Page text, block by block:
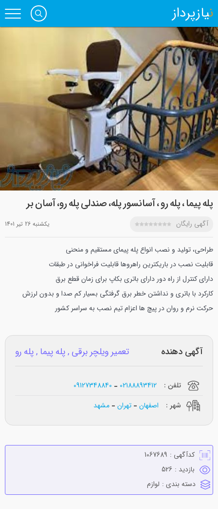
نیازپرداز
پله پیما ، پله رو ، آسانسور پله، صندلی پله رو، آسان بر
آگهی رایگان يکشنبه 26 تير 1401
طراحی، تولید و نصب انواع پله پیمای مستقیم و منحنی
قابلیت نصب در باریکترین راهروهاقابلیت فراخوانی در طبقات
دارای کنترل از راه دور دارای باتری بکاپ برای زمان قطع برق
کارکرد با باتری و نداشتن خطر برق گرفتگی بسیار کم صدا و بدون لرزش
حرکت نرم و روان در پیچ ها اعزام تیم نصب به سراسر کشور
آگهی دهنده تعمیر ویلچر برقی , پله پیما , پله رو
تلفن : 02188893412
09127348840
شهر :
اصفهان تهران مشهد
کدآگهی : 1067689
بازدید : 526
دسته بندی : لوازم